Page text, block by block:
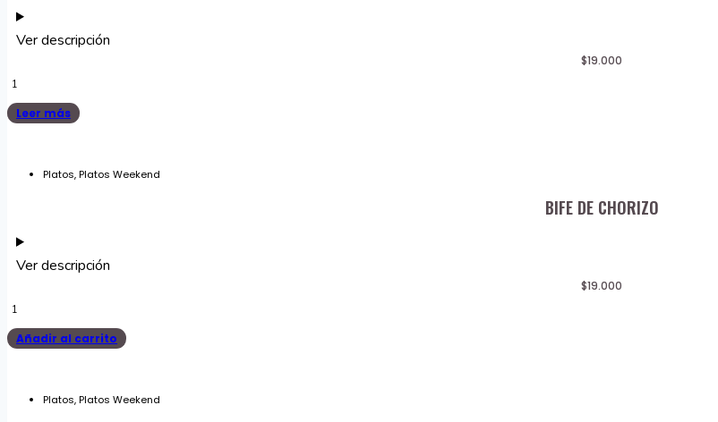
Ver descripción
$19.000
Solomillo
cantidad
Leer más
Platos,Platos Weekend
BIFE DE CHORIZO
Ver descripción
$19.000
Bife
de
chorizo
Añadir al carrito
Platos,Platos Weekend